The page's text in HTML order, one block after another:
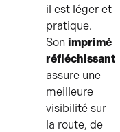
il est léger et
pratique.
Son imprimé
réfléchissant
assure une
meilleure
visibilité sur
la route, de